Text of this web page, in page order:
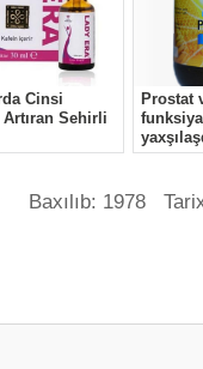
Baxılıb: 1978